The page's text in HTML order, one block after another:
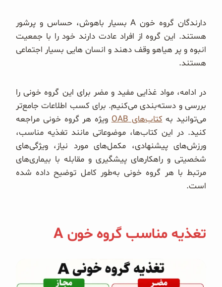
دارندگان گروه خون A بسیار باهوش، حساس و پرشور
هستند. این گروه از افراد عادت دارند خود را با جمعیت
انبوه و پر هیاهو وقف دهند و انسان هایی بسیار اجتماعی
هستند.
در ادامه، مواد غذایی مفید و مضر برای این گروه خونی را
بررسی و دسته‌بندی می‌کنیم. برای کسب اطلاعات جامع‌تر
می‌توانید بهکتاب‌های OAB
ویژه هر گروه خونی مراجعه
کنید. در این کتاب‌ها، موضوعاتی مانند تغذیه مناسب،
ورزش‌های پیشنهادی، مکمل‌های مورد نیاز، ویژگی‌های
شخصیتی و راهکارهای پیشگیری و مقابله با بیماری‌های
مرتبط با هر گروه خونی به‌طور کامل توضیح داده شده
است.
تغذیه مناسب گروه خون A